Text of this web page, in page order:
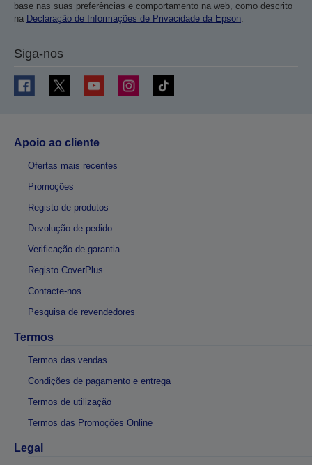
base nas suas preferências e comportamento na web, como descrito
na Declaração de Informações de Privacidade da Epson.
Siga-nos
Apoio ao cliente
Ofertas mais recentes
Promoções
Registo de produtos
Devolução de pedido
Verificação de garantia
Registo CoverPlus
Contacte-nos
Pesquisa de revendedores
Termos
Termos das vendas
Condições de pagamento e entrega
Termos de utilização
Termos das Promoções Online
Legal